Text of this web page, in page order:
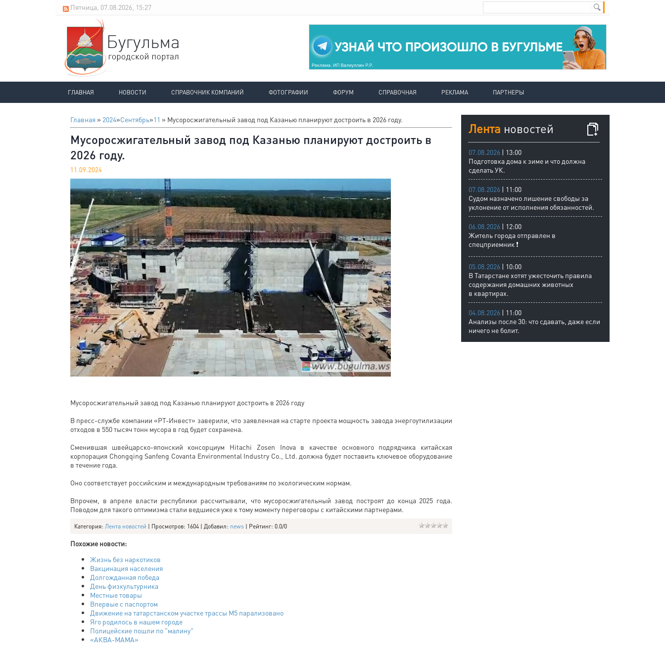
Пятница, 07.08.2026, 15:27
ГЛАВНАЯ НОВОСТИ СПРАВОЧНИК КОМПАНИЙ ФОТОГРАФИИ ФОРУМ СПРАВОЧНАЯ РЕКЛАМА ПАРТНЕРЫ
Главная » 2024»Сентябрь»11 » Мусоросжигательный завод под Казанью планируют достроить в 2026 году.
Мусоросжигательный завод под Казанью планируют достроить в
2026 году.
11.09.2024
Мусоросжигательный завод под Казанью планируют достроить в 2026 году
В пресс-службе компании «РТ-Инвест» заверили, что заявленная на старте проекта мощность завода энергоутилизации
отходов в 550 тысяч тонн мусора в год будет сохранена.
Сменившая швейцарско-японский консорциум Hitachi Zosen Inova в качестве основного подрядчика китайская
корпорация Chongqing Sanfeng Covanta Environmental Industry Co., Ltd. должна будет поставить ключевое оборудование
в течение года.
Оно соответствует российским и международным требованиям по экологическим нормам.
Впрочем, в апреле власти республики рассчитывали, что мусоросжигательный завод построят до конца 2025 года.
Поводом для такого оптимизма стали ведшиеся уже к тому моменту переговоры с китайскими партнерами.
Категория: Лента новостей | Просмотров: 1604 | Добавил: news | Рейтинг: 0.0/0
Похожие новости:
Жизнь без наркотиков
Вакцинация населения
Долгожданная победа
День физкультурника
Местные товары
Впервые с паспортом
Движение на татарстанском участке трассы М5 парализовано
Яго родилось в нашем городе
Полицейские пошли по "малину"
«АКВА-МАМА»
Лента новостей
07.08.2026 | 13:00
Подготовка дома к зиме и что должна
сделать УК.
07.08.2026 | 11:00
Судом назначено лишение свободы за
уклонение от исполнения обязанностей.
06.08.2026 | 12:00
Житель города отправлен в
спецприемник ❗
05.08.2026 | 10:00
В Татарстане хотят ужесточить правила
содержания домашних животных
в квартирах.
04.08.2026 | 11:00
Анализы после 30: что сдавать, даже если
ничего не болит.